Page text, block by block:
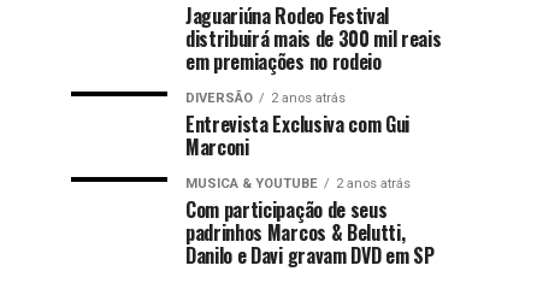
Jaguariúna Rodeo Festival
distribuirá mais de 300 mil reais
em premiações no rodeio
DIVERSÃO 2 anos atrás
Entrevista Exclusiva com Gui
Marconi
MUSICA & YOUTUBE 2 anos atrás
Com participação de seus
padrinhos Marcos & Belutti,
Danilo e Davi gravam DVD em SP